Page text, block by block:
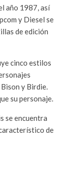
año 1987, así
y Diesel se
de edición
cinco estilos
y Birdie.
su personaje.
se encuentra
de